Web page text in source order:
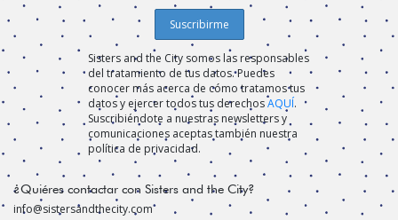
Sisters and the City somos las responsables
del tratamiento de tus datos. Puedes
conocer más acerca de cómo tratamos tus
datos y ejercer todos tus derechosAQUÍ.
Suscribiéndote a nuestras newsletters y
comunicaciones aceptas también nuestra
política de privacidad.
¿Quiéres contactar con Sisters and the City?
info@sistersandthecity.com